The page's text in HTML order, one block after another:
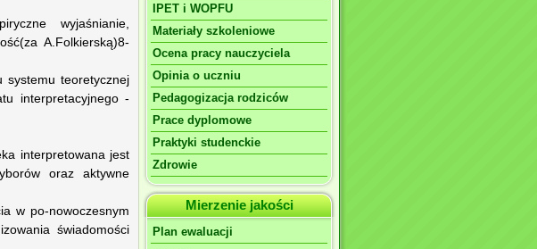
wyjaśnianie,
A.Folkierską)8-
systemu teoretycznej
interpretacyjnego -
interpretowana jest
oraz aktywne
w po-nowoczesnym
świadomości
IPET i WOPFU
Materiały szkoleniowe
Ocena pracy nauczyciela
Opinia o uczniu
Pedagogizacja rodziców
Prace dyplomowe
Praktyki studenckie
Zdrowie
Mierzenie jakości
Plan ewaluacji